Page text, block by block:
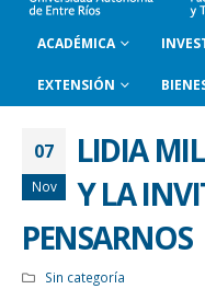
ACADÉMICA
EXTENSIÓN
07
Nov
LIDIA
Y LA
PENSARNOS
Sin categoría